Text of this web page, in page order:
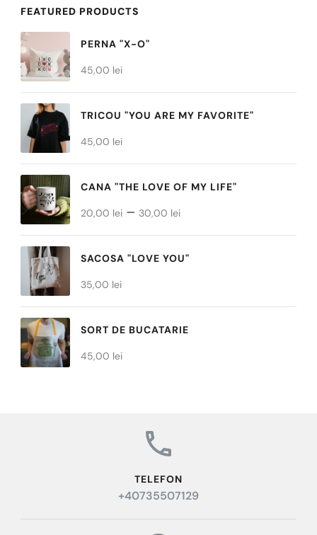
mai
variații.
Opțiunile
pot
fi
alese
în
pagina
produsului.
FEATURED PRODUCTS
PERNA "X-O"
45,00 lei
TRICOU "YOU ARE MY FAVORITE"
45,00 lei
CANA "THE LOVE OF MY LIFE"
20,00 lei – 30,00 leiInterval
de
prețuri:
30,00 lei
SACOSA "LOVE YOU"
35,00 lei
SORT DE BUCATARIE
45,00 lei
TELEFON
+40735507129